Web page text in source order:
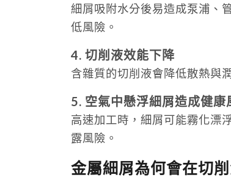
細屑吸附水分後易造成泵浦、
低風險。
4. 切削液效能下降
含雜質的切削液會降低散熱與
5. 空氣中懸浮細屑造成健康
高速加工時，細屑可能霧化漂
露風險。
金屬細屑為何會在切